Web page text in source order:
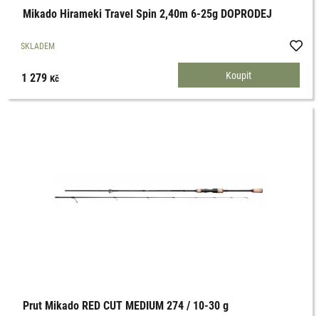
Mikado Hirameki Travel Spin 2,40m 6-25g DOPRODEJ
SKLADEM
1 279Kč
Prut Mikado RED CUT MEDIUM 274 / 10-30 g